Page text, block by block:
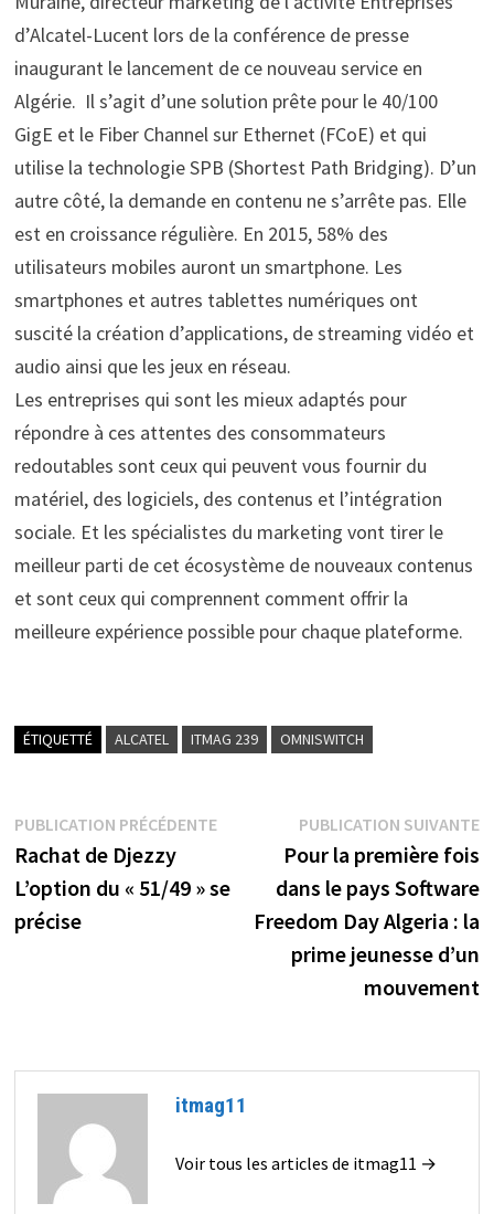
d’Alcatel-Lucent lors de la conférence de presse
inaugurant le lancement de ce nouveau service en
Algérie. Il s’agit d’une solution prête pour le 40/100
GigE et le Fiber Channel sur Ethernet (FCoE) et qui
utilise la technologie SPB (Shortest Path Bridging). D’un
autre côté, la demande en contenu ne s’arrête pas. Elle
est en croissance régulière. En 2015, 58% des
utilisateurs mobiles auront un smartphone. Les
smartphones et autres tablettes numériques ont
suscité la création d’applications, de streaming vidéo et
audio ainsi que les jeux en réseau.
Les entreprises qui sont les mieux adaptés pour
répondre à ces attentes des consommateurs
redoutables sont ceux qui peuvent vous fournir du
matériel, des logiciels, des contenus et l’intégration
sociale. Et les spécialistes du marketing vont tirer le
meilleur parti de cet écosystème de nouveaux contenus
et sont ceux qui comprennent comment offrir la
meilleure expérience possible pour chaque plateforme.
ÉTIQUETTÉ ALCATEL ITMAG 239 OMNISWITCH
Navigation
de
l’article
PUBLICATION PRÉCÉDENTEPublication
précédente :
Rachat de Djezzy
L’option du « 51/49 » se
précise
PUBLICATION SUIVANTE
Pour la première fois
dans le pays Software
Freedom Day Algeria : la
prime jeunesse d’un
mouvement
itmag11
Voir tous les articles de itmag11 →